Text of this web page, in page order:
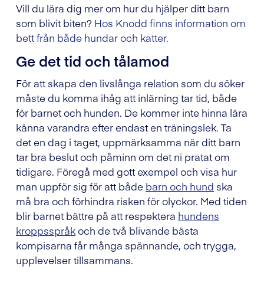
Vill du lära dig mer om hur du hjälper ditt barn
som blivit biten? Hos Knodd finns information om
bett från både hundar och katter.
Ge det tid och tålamod
För att skapa den livslånga relation som du söker
måste du komma ihåg att inlärning tar tid, både
för barnet och hunden. De kommer inte hinna lära
känna varandra efter endast en träningslek. Ta
det en dag i taget, uppmärksamma när ditt barn
tar bra beslut och påminn om det ni pratat om
tidigare. Föregå med gott exempel och visa hur
man uppför sig för att både barn och hund ska
må bra och förhindra risken för olyckor. Med tiden
blir barnet bättre på att respektera hundens
kroppsspråkoch de två blivande bästa
kompisarna får många spännande, och trygga,
upplevelser tillsammans.